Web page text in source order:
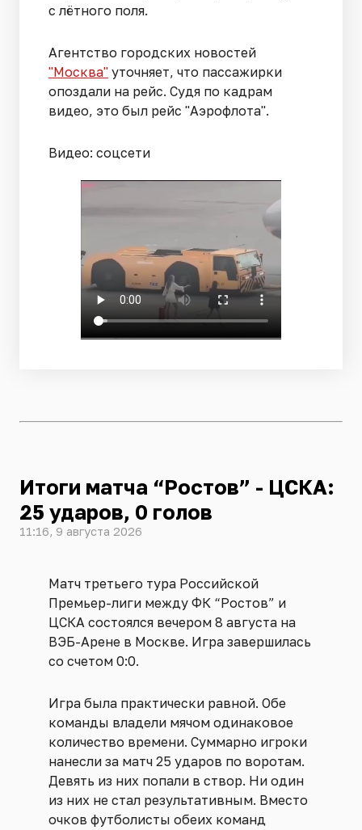
с лётного поля.
Агентство городских новостей
"Москва" уточняет, что пассажирки
опоздали на рейс. Судя по кадрам
видео, это был рейс "Аэрофлота".
Видео: соцсети
Итоги матча “Ростов” - ЦСКА:
25 ударов, 0 голов
11:16, 9 августа 2026
Матч третьего тура Российской
Премьер-лиги между ФК “Ростов” и
ЦСКА состоялся вечером 8 августа на
ВЭБ-Арене в Москве. Игра завершилась
со счетом 0:0.
Игра была практически равной. Обе
команды владели мячом одинаковое
количество времени. Суммарно игроки
нанесли за матч 25 ударов по воротам.
Девять из них попали в створ. Ни один
из них не стал результативным. Вместо
очков футболисты обеих команд